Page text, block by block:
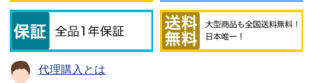
代理購入とは